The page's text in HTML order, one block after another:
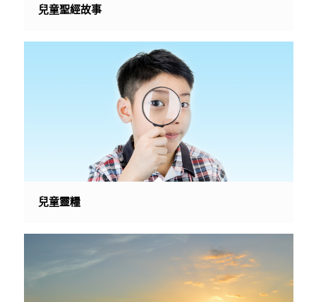
兒童聖經故事
兒童靈糧